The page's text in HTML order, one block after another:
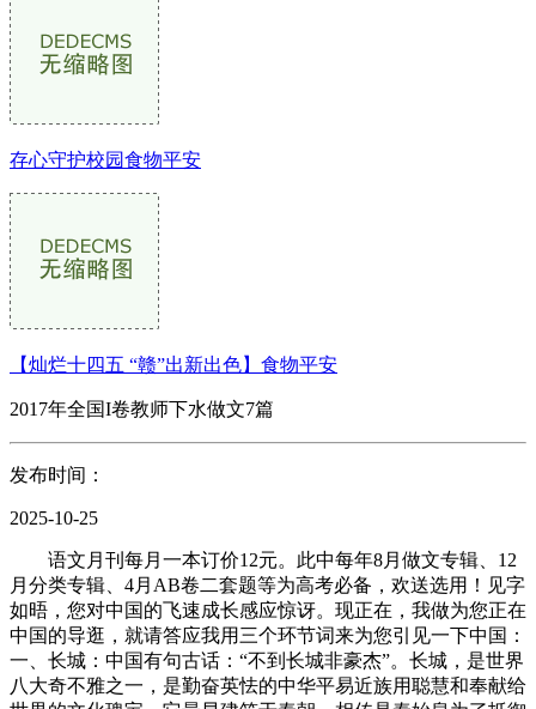
存心守护校园食物平安
【灿烂十四五 “赣”出新出色】食物平安
2017年全国I卷教师下水做文7篇
发布时间：
2025-10-25
语文月刊每月一本订价12元。此中每年8月做文专辑、12
月分类专辑、4月AB卷二套题等为高考必备，欢送选用！见字
如晤，您对中国的飞速成长感应惊讶。现正在，我做为您正在
中国的导逛，就请答应我用三个环节词来为您引见一下中国：
一、长城：中国有句古话：“不到长城非豪杰”。长城，是世界
八大奇不雅之一，是勤奋英怯的中华平易近族用聪慧和奉献给